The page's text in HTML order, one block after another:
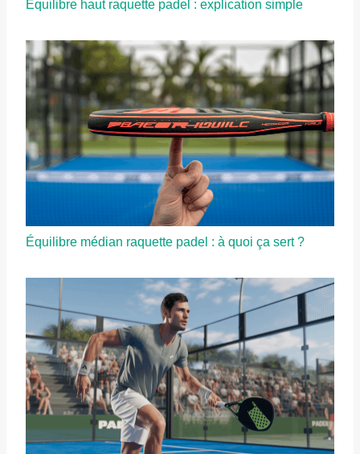
Équilibre haut raquette padel : explication simple
Équilibre médian raquette padel : à quoi ça sert ?